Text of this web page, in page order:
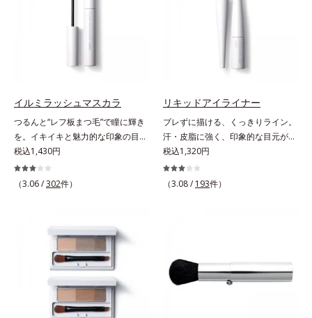
ボコやザラつき、肌色のムラを光で
整え、肌本来の魅力を引き出し、印
象をランクアップさせます。日本人
男性の肌色に合わせた色設計で、ど
んな肌色でも自然な仕上がりを叶え
肌に、うるおいを与えつつ皮脂分泌
をコントロールするスキンケア成分
を配合。夕方までベタつき＆乾燥知
らずの、清潔感のある肌が続きま
す。さらにSPF20・PA++の紫外線カ
ット効果で、日常シーンの紫外線を
カット。洗顔料で簡単に落とすこと
です。【ご使用方法】スキンケアの
後、適量（パール1～2粒大程度）を
とり、顔全体に少量ずつムラなくの
ばします。
のだから、肌へのやさしさも考慮
配合しています。
イルミラッシュマスカラ
つるんと“レフ板まつ毛”で瞳に輝き
を。イキイキと魅力的な印象の目元
へ。“レフ板まつ毛”で瞳に光を映り
込ませ、印象的な目元に魅せるマス
カラです。特殊な板状の粉体がまつ
す。さらに、ロングとボリューム、
服や気分に合わせて1本で2つの仕上
がりが楽しめる2wayブラシを採用
しました。ひと塗りでまつ毛を根元
から持ち上げて、美しくセパレート
させ、瞳への輝きをサポートしま
税込1,430円
（3.06 /302件）
リキッドアイライナー
ブレずに描ける、くっきりライン。
汗・皮脂に強く、印象的な目元が続
く。なめらかなタッチでブレずに美
しいラインが簡単に描ける、リキッ
ドタイプのアイライナーです。シャ
汗や皮脂にも強く、落ちにくい処方
ながら、お湯でらくらくオフ(*)でき
税込1,320円
（3.08 / 193件）